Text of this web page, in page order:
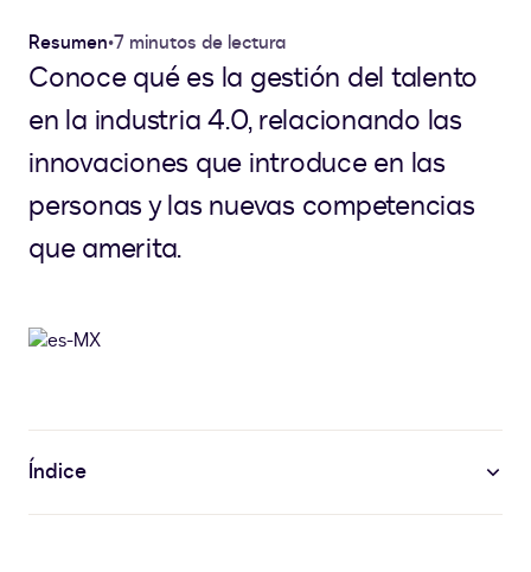
Resumen•7 minutos de lectura
Conoce qué es la gestión del talento
en la industria 4.0, relacionando las
innovaciones que introduce en las
personas y las nuevas competencias
que amerita.
Índice